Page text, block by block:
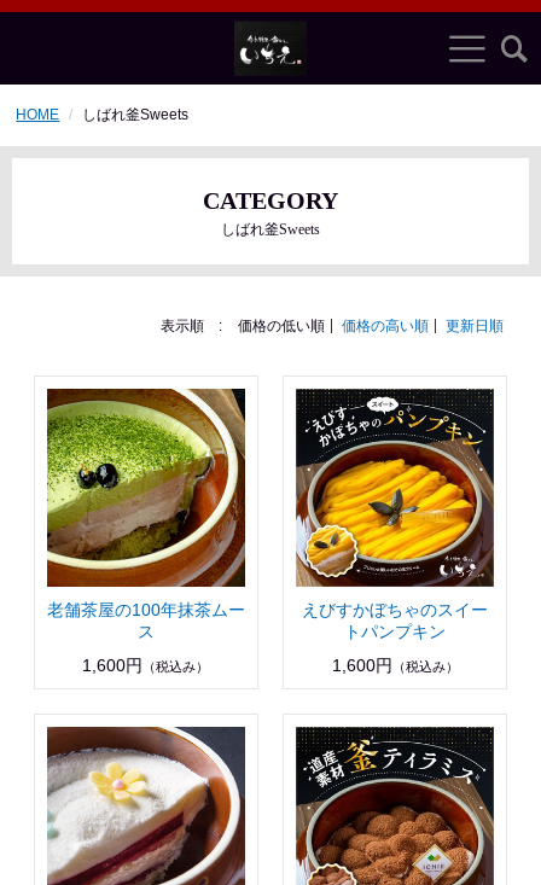
HOME しばれ釜Sweets
CATEGORY
しばれ釜Sweets
表示順 : 価格の低い順 価格の高い順 更新日順
老舗茶屋の100年抹茶ムー
ス
1,600円
（税込み）
えびすかぼちゃのスイー
トパンプキン
1,600円
（税込み）